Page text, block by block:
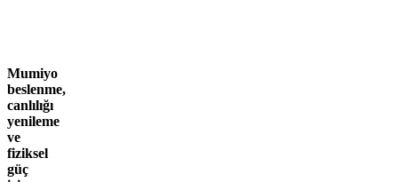
Mumiyo
beslenme,
canlılığı
yenileme
ve
fiziksel
güç